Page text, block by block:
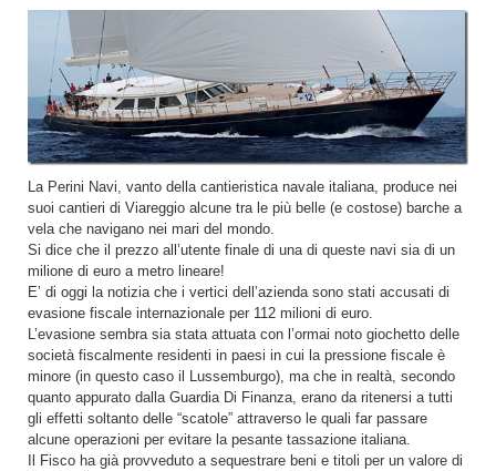
La Perini Navi, vanto della cantieristica navale italiana, produce nei
suoi cantieri di Viareggio alcune tra le più belle (e costose) barche a
vela che navigano nei mari del mondo.
Si dice che il prezzo all’utente finale di una di queste navi sia di un
milione di euro a metro lineare!
E’ di oggi la notizia che i vertici dell’azienda sono stati accusati di
evasione fiscale internazionale per 112 milioni di euro.
L’evasione sembra sia stata attuata con l’ormai noto giochetto delle
società fiscalmente residenti in paesi in cui la pressione fiscale è
minore (in questo caso il Lussemburgo), ma che in realtà, secondo
quanto appurato dalla Guardia Di Finanza, erano da ritenersi a tutti
gli effetti soltanto delle “scatole” attraverso le quali far passare
alcune operazioni per evitare la pesante tassazione italiana.
Il Fisco ha già provveduto a sequestrare beni e titoli per un valore di